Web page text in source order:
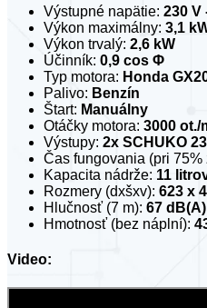
Výstupné napätie: 230 V
Výkon maximálny: 3,1
Výkon trvalý: 2,6 kW
Účinník: 0,9 cos Φ
Typ motora: Honda
Palivo: Benzín
Štart: Manuálny
Otáčky motora: 3000 ot./
Výstupy: 2x SCHUKO
Čas fungovania (pri 75%
Kapacita nádrže: 11
Rozmery (dxšxv): 623 x
Hlučnosť (7 m): 67 dB(A)
Hmotnosť (bez náplní):
Video: